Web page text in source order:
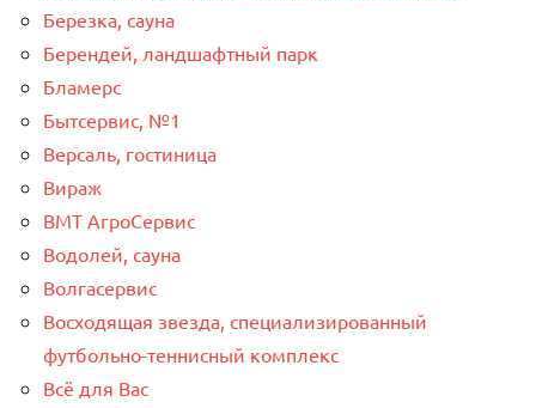
Березка, сауна
Берендей, ландшафтный парк
Бламерс
Бытсервис, №1
Версаль, гостиница
Вираж
ВМТ АгроСервис
Водолей, сауна
Волгасервис
Восходящая звезда, специализированный
футбольно-теннисный комплекс
Всё для Вас